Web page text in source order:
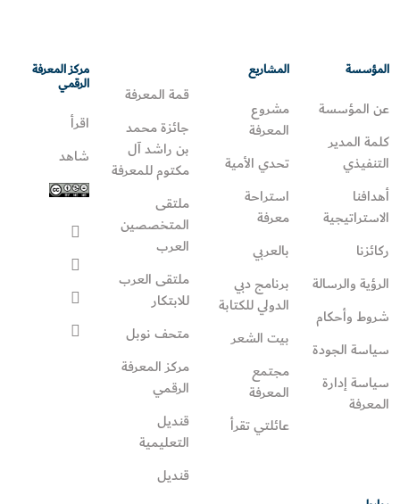
المؤسسة
عن المؤسسة
كلمة المدير
التنفيذي
أهدافنا
الاستراتيجية
ركائزنا
الرؤية والرسالة
شروط وأحكام
سياسة الجودة
سياسة إدارة
المعرفة
المشاريع
مشروع
المعرفة
تحدي الأمية
استراحة
معرفة
بالعربي
برنامج دبي
الدولي للكتابة
بيت الشعر
مجتمع
المعرفة
عائلتي تقرأ‎
قمة المعرفة
جائزة محمد
بن راشد آل
مكتوم للمعرفة
ملتقى
المتخصصين
العرب
ملتقى العرب
للابتكار
متحف نوبل
مركز المعرفة
الرقمي
قنديل
التعليمية
قنديل
مركز المعرفة
الرقمي
اقرأ
شاهد